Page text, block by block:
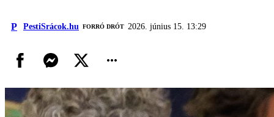
P PestiSrácok.hu FORRÓ DRÓT 2026. június 15. 13:29